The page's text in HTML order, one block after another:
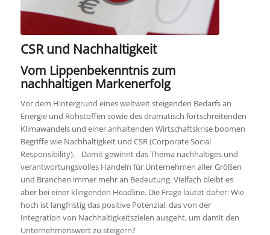
CSR und Nachhaltigkeit
Vom Lippenbekenntnis zum
nachhaltigen Markenerfolg
Vor dem Hintergrund eines weltweit steigenden Bedarfs an
Energie und Rohstoffen sowie des dramatisch fortschreitenden
Klimawandels und einer anhaltenden Wirtschaftskrise boomen
Begriffe wie Nachhaltigkeit und CSR (Corporate Social
Responsibility). Damit gewinnt das Thema nachhaltiges und
verantwortungsvolles Handeln für Unternehmen aller Größen
und Branchen immer mehr an Bedeutung. Vielfach bleibt es
aber bei einer klingenden Headline. Die Frage lautet daher: Wie
hoch ist langfristig das positive Potenzial, das von der
Integration von Nachhaltigkeitszielen ausgeht, um damit den
Unternehmenswert zu steigern?